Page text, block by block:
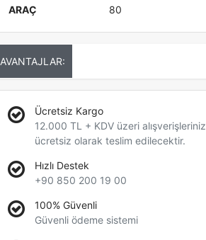
ARAÇ
80
AVANTAJLAR:
Ücretsiz Kargo
12.000 TL + KDV üzeri alışverişleriniz
ücretsiz olarak teslim edilecektir.
Hızlı Destek
+90 850 200 19 00
100% Güvenli
Güvenli ödeme sistemi